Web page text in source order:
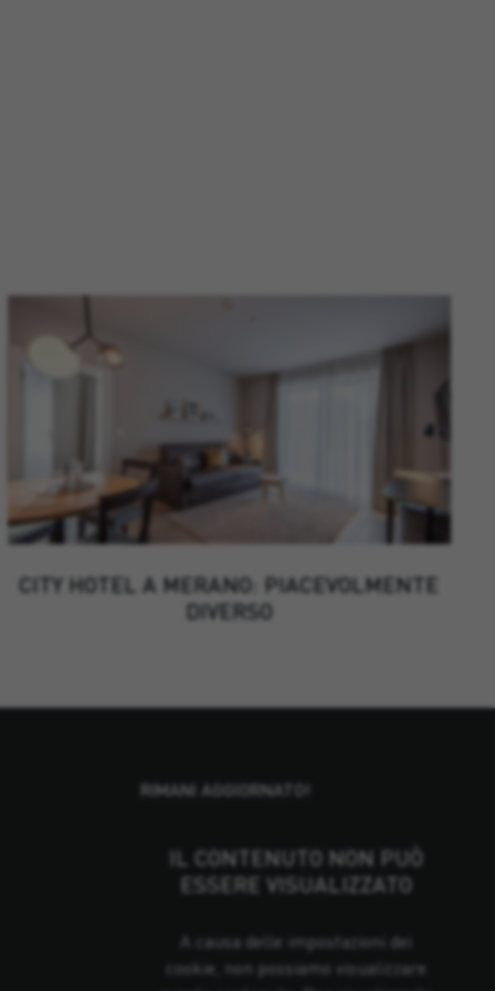
CITY HOTEL A MERANO: PIACEVOLMENTE
DIVERSO
RIMANI AGGIORNATO!
IL CONTENUTO NON PUÒ
ESSERE VISUALIZZATO
A causa delle impostazioni dei
cookie, non possiamo visualizzare